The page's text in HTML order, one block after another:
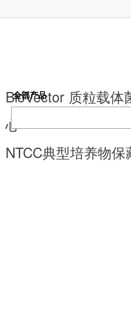
BioVector 质粒载体
心
NTCC典型培养物保
全部产品